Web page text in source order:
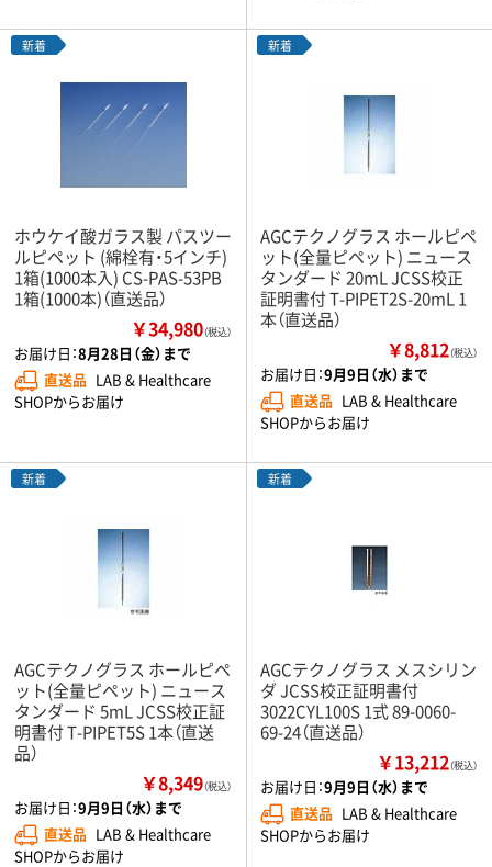
新着
ホウケイ酸ガラス製 パスツー
ルピペット (綿栓有・5インチ)
1箱(1000本入) CS-PAS-53PB
1箱(1000本)（直送品）
￥34,980（税込）
お届け日：8月28日（金）まで
直送品 LAB & Healthcare
SHOPからお届け
新着
AGCテクノグラス ホールピペ
ット(全量ピペット) ニュース
タンダード 20mL JCSS校正
証明書付 T-PIPET2S-20mL 1
本（直送品）
￥8,812（税込）
お届け日：9月9日（水）まで
直送品 LAB & Healthcare
SHOPからお届け
新着
AGCテクノグラス ホールピペ
ット(全量ピペット) ニュース
タンダード 5mL JCSS校正証
明書付 T-PIPET5S 1本（直送
品）
￥8,349（税込）
お届け日：9月9日（水）まで
直送品 LAB & Healthcare
SHOPからお届け
新着
AGCテクノグラス メスシリン
ダ JCSS校正証明書付
3022CYL100S 1式 89-0060-
69-24（直送品）
￥13,212（税込）
お届け日：9月9日（水）まで
直送品 LAB & Healthcare
SHOPからお届け